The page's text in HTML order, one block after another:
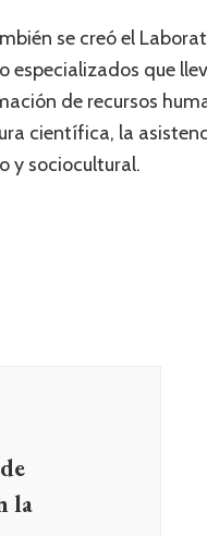
se creó el
especializados que
de recursos
científica, la
y sociocultural.
la